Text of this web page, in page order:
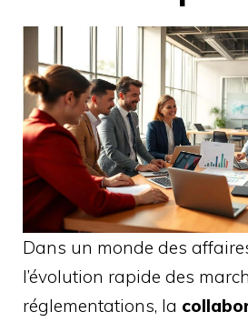
Dans un monde des
l’évolution rapide des
réglementations, la